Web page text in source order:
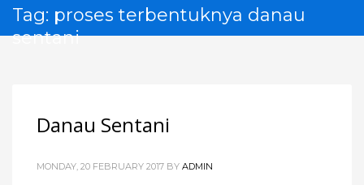
Tag: proses terbentuknya danau
sentani
Danau Sentani
MONDAY, 20 FEBRUARY 2017 BY ADMIN